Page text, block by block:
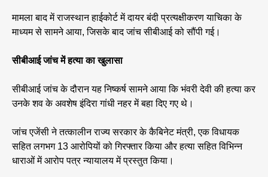
मामला बाद में राजस्थान हाईकोर्ट में दायर बंदी प्रत्यक्षीकरण याचिका के
माध्यम से सामने आया, जिसके बाद जांच सीबीआई को सौंपी गई।
सीबीआई जांच में हत्या का खुलासा
सीबीआई जांच के दौरान यह निष्कर्ष सामने आया कि भंवरी देवी की हत्या कर
उनके शव के अवशेष इंदिरा गांधी नहर में बहा दिए गए थे।
जांच एजेंसी ने तत्कालीन राज्य सरकार के कैबिनेट मंत्री, एक विधायक
सहित लगभग 13 आरोपियों को गिरफ्तार किया और हत्या सहित विभिन्न
धाराओं में आरोप पत्र न्यायालय में प्रस्तुत किया।